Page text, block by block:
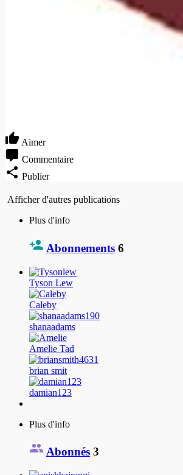
Aimer
Commentaire
Publier
Afficher d'autres publications
Plus d'info
Abonnements 6
Tyson Lew
Caleby
shanaadams
Amelie Tad
brian smit
damian123
Plus d'info
Abonnés 3